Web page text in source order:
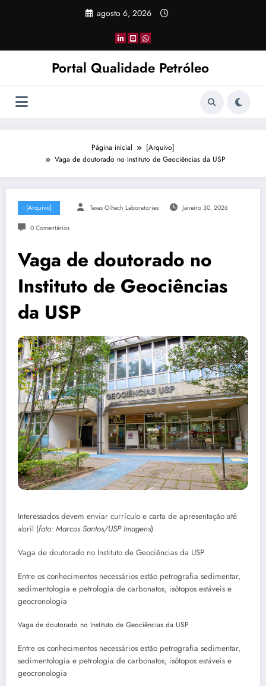
agosto 6, 2026
Portal Qualidade Petróleo
Página inicial
[Arquivo]
Vaga de doutorado no Instituto de Geociências da USP
[Arquivo] Texas Oiltech Laboratories Janeiro 30, 2026
0 Comentários
Vaga de doutorado no
Instituto de Geociências
da USP
Interessados devem enviar currículo e carta de apresentação até
abril (foto: Marcos Santos/USP Imagens)
Vaga de doutorado no Instituto de Geociências da USP
Entre os conhecimentos necessários estão petrografia sedimentar,
sedimentologia e petrologia de carbonatos, isótopos estáveis e
geocronologia
Vaga de doutorado no Instituto de Geociências da USP
Entre os conhecimentos necessários estão petrografia sedimentar,
sedimentologia e petrologia de carbonatos, isótopos estáveis e
geocronologia